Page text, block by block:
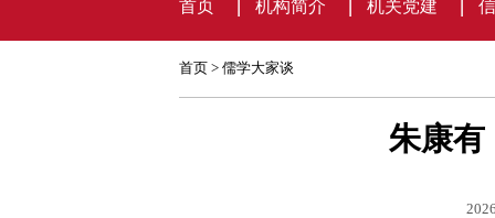
首页 机构简介 机关党建
首页> 儒学大家谈
朱康有